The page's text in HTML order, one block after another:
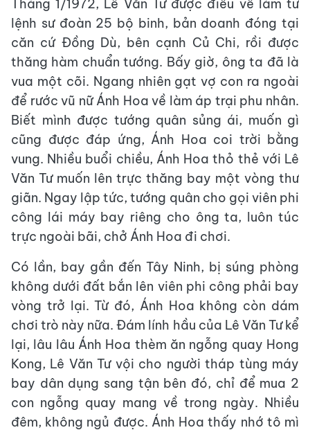
Tháng 1/1972, Lê Văn Tư được điều về làm tư
lệnh sư đoàn 25 bộ binh, bản doanh đóng tại
căn cứ Đồng Dù, bên cạnh Củ Chi, rồi được
thăng hàm chuẩn tướng. Bấy giờ, ông ta đã là
vua một cõi. Ngang nhiên gạt vợ con ra ngoài
để rước vũ nữ Ánh Hoa về làm áp trại phu nhân.
Biết mình được tướng quân sủng ái, muốn gì
cũng được đáp ứng, Ánh Hoa coi trời bằng
vung. Nhiều buổi chiều, Ánh Hoa thỏ thẻ với Lê
Văn Tư muốn lên trực thăng bay một vòng thư
giãn. Ngay lập tức, tướng quân cho gọi viên phi
công lái máy bay riêng cho ông ta, luôn túc
trực ngoài bãi, chở Ánh Hoa đi chơi.
Có lần, bay gần đến Tây Ninh, bị súng phòng
không dưới đất bắn lên viên phi công phải bay
vòng trở lại. Từ đó, Ánh Hoa không còn dám
chơi trò này nữa. Đám lính hầu của Lê Văn Tư kể
lại, lâu lâu Ánh Hoa thèm ăn ngỗng quay Hong
Kong, Lê Văn Tư vội cho người tháp tùng máy
bay dân dụng sang tận bên đó, chỉ để mua 2
con ngỗng quay mang về trong ngày. Nhiều
đêm, không ngủ được. Ánh Hoa thấy nhớ tô mì